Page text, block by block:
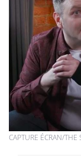
CAPTURE ÉCRAN/THE